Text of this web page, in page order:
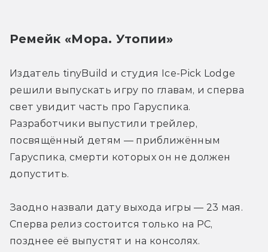
Ремейк «Мора. Утопии»
Издатель tinyBuild и студия Ice-Pick Lodge
решили выпускать игру по главам, и сперва
свет увидит часть про Гаруспика.
Разработчики выпустили трейлер,
посвящённый детям — приближённым
Гаруспика, смерти которых он не должен
допустить.
Заодно назвали дату выхода игры — 23 мая.
Сперва релиз состоится только на PC,
позднее её выпустят и на консолях.